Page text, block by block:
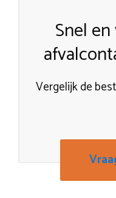
Snel
Vergelijk de